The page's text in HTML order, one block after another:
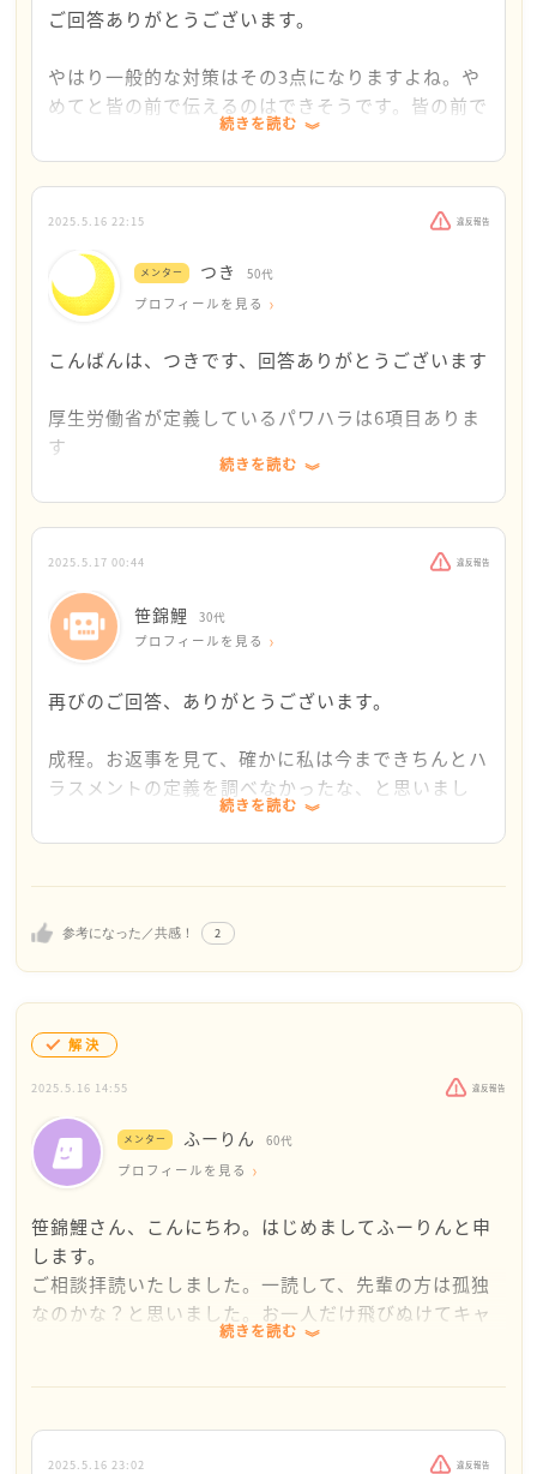
対一ではなく、皆がいる前で言うと効果的です
更に上司に相談する（いつ、どこで、どんな風に言わ
れ、その時笹錦鯉さんはどう思ったのかを簡潔に）
どんな職場でも、ハラスメント相談窓口の設置を義務
付けられています
（たとえ医療現場でも）
このため、職場の責任者に対し、ハラスメント相談窓
口の設置を要求することができます
その先輩の言動は、ハッキリとしたパワハラというよ
ただ、グレーゾーンとはいえ、数多く積み重なるとパ
ワハラと認定されますので、
・上司に相談した記録も残す
・改善要望が受け入れられない場合は、労働基準局へ
相談する⇒相談時、行為の記録が必要になります
・具体的な被害（メンタル面で影響が出た、仕事に支
障が出たなど）を記録する
先輩が異動するか、笹錦鯉さんが異動するなどして、
い場合は自衛策をとっていきましょう
すぐには効果が現れないかもしれませんが、笹錦鯉さ
んが先輩に振り回されず、毅然とした態度で対応する
パワーバランスが崩れた場合、＜先輩がもっと酷い対
応をするようになる＞もしくは＜笹錦鯉さんを避ける
どちらにしても、パワハラの証拠になりますので、コ
ツコツと記録を取り続けましょう
とか、呼吸法（マインドフルネス）を行って、笹錦鯉
さんの心を沈めるようにするのもいいですよ
参考になった／共感！ 2
ご回答ありがとうございます。
やはり一般的な対策はその3点になりますよね。や
めてと皆の前で伝えるのはできそうです。皆の前で
被害に合うことばかりなので。
被害の纏めも、思い出しつつ書き起こそうと思いま
す。
そうですよね、相談窓口。でも当診療所にはないん
です。敢えて言うならマネージャー。勿論相談しま
から自分も先輩には強く言えない、と遠回しに拒否
した。それならばと院長に訴えましたが、スタッフ
間に関してはその拒否した上司に一任してるのでそ
の上司に伝えてね、で終わりました。
的リンチを受けたと感じたものがあるのですが、こ
の場合はグレーかクロかご意見お聞かせ願えますで
しょうか？
られた件。
まずもってやってない。このとき、このミスをした
ないという言葉を信じてすらもらえず、やったよね
聞かれました。やってないからわかるはずもない。
わかりません、と答えても繰り返される詰問。何度
も首を横に降りましたがまだ新人だった私は、他の
スタッフ達に(距離はあるものの皆が私達が見える
ように並んでたので実質)囲まれた状態ということ
と、十分以上に渡る責苦に耐えきれなくなって「私
じゃないです〜！！」とガチ号泣したのちに少しし
たら解放されました。結局、先輩は最後まで、○○
ちゃんはやってないんだね、とは言ってくれせんで
因みにやらかした方の別の先輩は、私達のやり取り
を他のスタッフ達と一緒に眺めるだけで何もありま
せんでした。やり取りの最中、何度かそのやらかし
先輩に視線を送ったのですが一度も目は合わず、お
局先輩の言葉にばかり、うんうん、と頷いていたの
以上です。これも人によってはグレーでしょうか？
続きを読む
2025.5.16 22:15 違反報告
メンター つき 50代
プロフィールを見る
こんばんは、つきです、回答ありがとうございます
厚生労働省が定義しているパワハラは6項目ありま
す
詳しくは厚生労働省のHPに掲載がありますので、
もしよければこちらもご確認くださいね
https://www.mhlw.go.jp/stf/seisakunitsuite/b
unya/koyou_roudou/koyoukintou/seisaku06/i
ndex.html
・暴力（身体的な攻撃）
・過度な仕事
・集団からの切り離し
・個の侵害
これらが行為者から継続的に行われ、被害者に明確
ついては、＜それが行われたことにより、被害者に
身体的・精神的・経済的な被害が発生した＞、パワ
ら身体に影響が出た、眠れない、希死念慮が出てき
てしまった、適応障害、うつ、メンタル疾患になっ
先輩の言動は厚生労働省のパワハラの定義では、強
いて言えば
・精神的な攻撃
に該当するかもしれませんが、それによって笹錦鯉
さんにとって具体的にどのような被害が発生したか
そこが重要なポイントになります
ますので、笹錦鯉さんが動くことで、職場環境が是
正されると良いですね
続きを読む
2025.5.17 00:44 違反報告
笹錦鯉 30代
プロフィールを見る
再びのご回答、ありがとうございます。
成程。お返事を見て、確かに私は今まできちんとハ
ラスメントの定義を調べなかったな、と思いまし
私としては不眠と希死念慮が当て嵌まるかなと思い
そうにないですね。生きるために行なってた自傷行
イトのURLまで、ありがとうございました。
続きを読む
解決
2025.5.16 14:55 違反報告
メンター ふーりん 60代
プロフィールを見る
笹錦鯉さん、こんにちわ。はじめましてふーりんと申
します。
ご相談拝読いたしました。一読して、先輩の方は孤独
なのかな？と思いました。お一人だけ飛びぬけてキャ
リアが長いとかがあるのでしょうか？
ように感じました。たちが悪いのはそこを狙っている
感じです。次の日に明るく接してくるのもパワハラ認
続きを読む
2025.5.16 23:02 違反報告